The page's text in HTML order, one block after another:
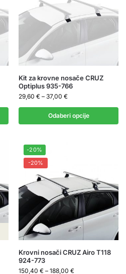
Kit za krovne nosače CRUZ
Optiplus 935-766
29,60 € – 37,00 €
Odaberi opcije
-20%
-20%
Krovni nosači CRUZ Airo T118
924-773
150,40 € – 188,00 €